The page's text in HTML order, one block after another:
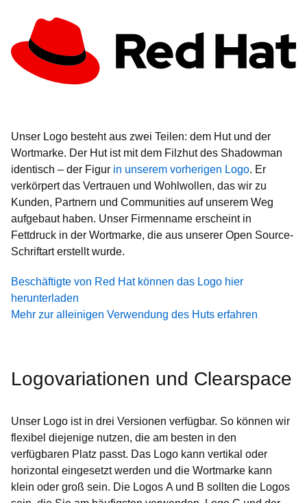
Unser Logo besteht aus zwei Teilen: dem Hut und der
Wortmarke. Der Hut ist mit dem Filzhut des Shadowman
identisch – der Figur in unserem vorherigen Logo. Er
verkörpert das Vertrauen und Wohlwollen, das wir zu
Kunden, Partnern und Communities auf unserem Weg
aufgebaut haben. Unser Firmenname erscheint in
Fettdruck in der Wortmarke, die aus unserer Open Source-
Schriftart erstellt wurde.
Beschäftigte von Red Hat können das Logo hier
herunterladen
Mehr zur alleinigen Verwendung des Huts erfahren
Logovariationen und Clearspace
Unser Logo ist in drei Versionen verfügbar. So können wir
flexibel diejenige nutzen, die am besten in den
verfügbaren Platz passt. Das Logo kann vertikal oder
horizontal eingesetzt werden und die Wortmarke kann
klein oder groß sein. Die Logos A und B sollten die Logos